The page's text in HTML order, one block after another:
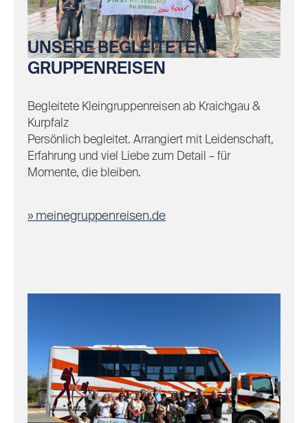
UNSERE BEGLEITETEN
GRUPPENREISEN
Begleitete Kleingruppenreisen ab Kraichgau &
Kurpfalz
Persönlich begleitet. Arrangiert mit Leidenschaft,
Erfahrung und viel Liebe zum Detail – für
Momente, die bleiben.
meinegruppenreisen.de